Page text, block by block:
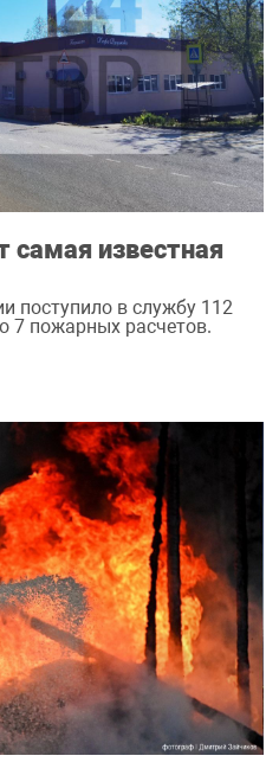
самая известная
поступило в службу 112
7 пожарных расчетов.